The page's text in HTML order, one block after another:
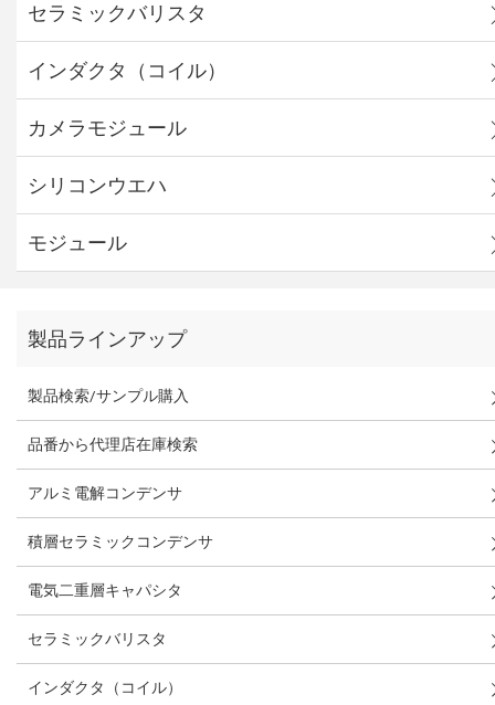
セラミックバリスタ
インダクタ（コイル）
カメラモジュール
シリコンウエハ
モジュール
製品ラインアップ
製品検索/サンプル購入
品番から代理店在庫検索
アルミ電解コンデンサ
積層セラミックコンデンサ
電気二重層キャパシタ
セラミックバリスタ
インダクタ（コイル）